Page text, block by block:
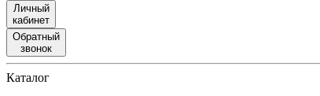
Личный
кабинет
Обратный
звонок
Каталог